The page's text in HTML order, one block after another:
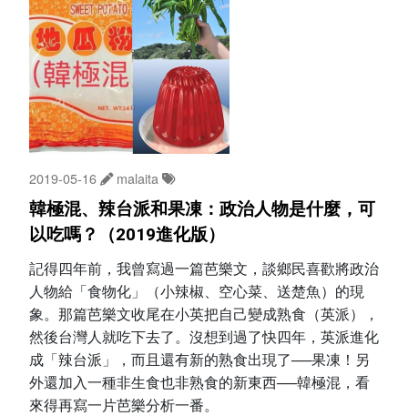
2019-05-16 malaita
韓極混、辣台派和果凍：政治人物是什麼，可
以吃嗎？（2019進化版）
記得四年前，我曾寫過一篇芭樂文，談鄉民喜歡將政治
人物給「食物化」（小辣椒、空心菜、送楚魚）的現
象。那篇芭樂文收尾在小英把自己變成熟食（英派），
然後台灣人就吃下去了。沒想到過了快四年，英派進化
成「辣台派」，而且還有新的熟食出現了──果凍！另
外還加入一種非生食也非熟食的新東西──韓極混，看
來得再寫一片芭樂分析一番。